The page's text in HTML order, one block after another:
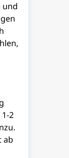
und
2
ab